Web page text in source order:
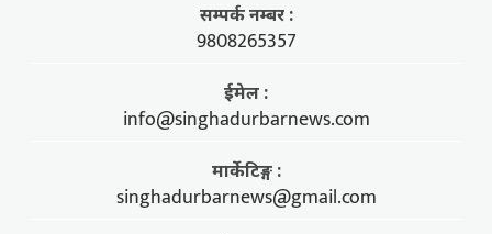
सम्पर्क नम्बर :
9808265357
ईमेल :
info@singhadurbarnews.com
मार्केटिङ्ग :
singhadurbarnews@gmail.com